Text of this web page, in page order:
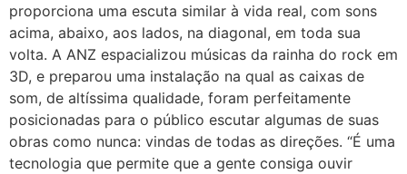
proporciona uma escuta similar à vida real, com sons
acima, abaixo, aos lados, na diagonal, em toda sua
volta. A ANZ espacializou músicas da rainha do rock em
3D, e preparou uma instalação na qual as caixas de
som, de altíssima qualidade, foram perfeitamente
posicionadas para o público escutar algumas de suas
obras como nunca: vindas de todas as direções. “É uma
tecnologia que permite que a gente consiga ouvir